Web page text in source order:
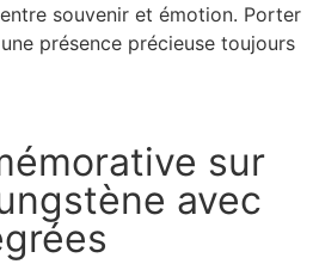
souvenir et émotion. Porter
une présence précieuse toujours
sur
avec